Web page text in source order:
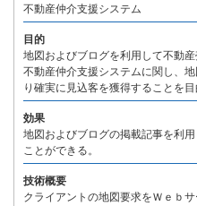
不動産仲介支援システム
目的
地図およびブログを利用して不動
不動産仲介支援システムに関し、
り確実に見込客を獲得することを目
効果
地図およびブログの掲載記事を利
ことができる。
技術概要
クライアントの地図要求をＷｅｂ